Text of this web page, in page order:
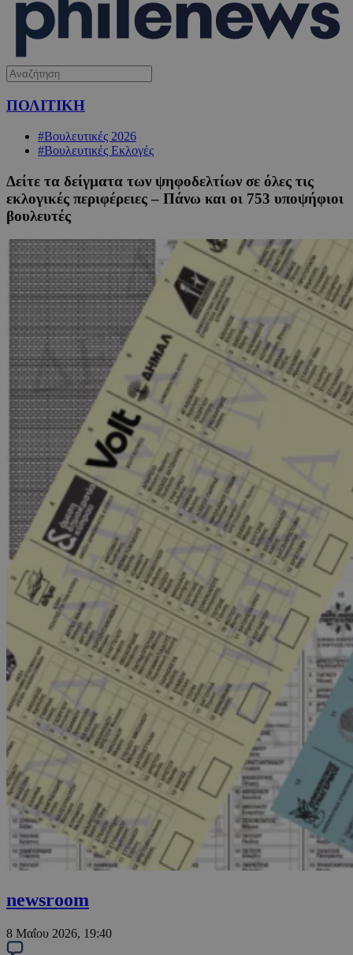
ΠΟΛΙΤΙΚΗ
#Βουλευτικές 2026
#Βουλευτικές Εκλογές
Δείτε τα δείγματα των ψηφοδελτίων σε όλες τις
εκλογικές περιφέρειες – Πάνω και οι 753 υποψήφιοι
βουλευτές
newsroom
8 Μαΐου 2026, 19:40